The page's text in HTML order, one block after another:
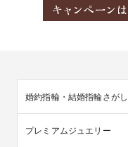
婚約指輪・結婚指輪さがし
プレミアムジュエリー